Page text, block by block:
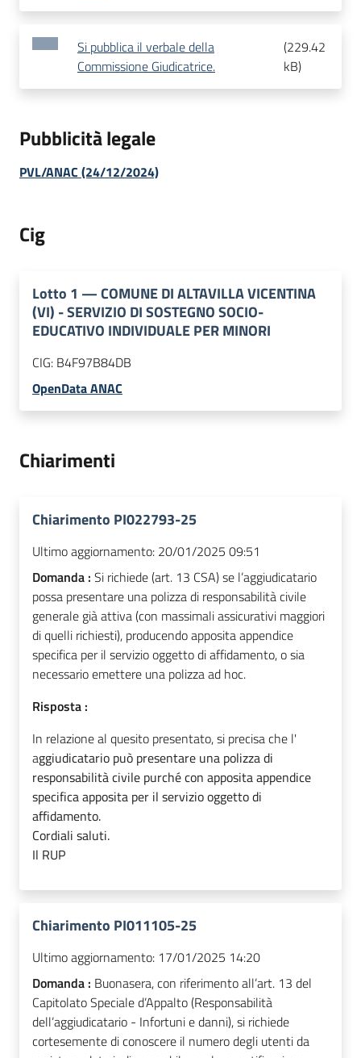
Si pubblica il verbale della
Commissione Giudicatrice.
(229.42
kB)
Pubblicità legale
PVL/ANAC (24/12/2024)
Cig
Lotto 1 —COMUNE DI ALTAVILLA VICENTINA
(VI) - SERVIZIO DI SOSTEGNO SOCIO-
EDUCATIVO INDIVIDUALE PER MINORI
CIG: B4F97B84DB
OpenData ANAC
Chiarimenti
Chiarimento PI022793-25
Ultimo aggiornamento: 20/01/2025 09:51
Domanda : Si richiede (art. 13 CSA) se l’aggiudicatario
possa presentare una polizza di responsabilità civile
generale già attiva (con massimali assicurativi maggiori
di quelli richiesti), producendo apposita appendice
specifica per il servizio oggetto di affidamento, o sia
necessario emettere una polizza ad hoc.
Risposta :
In relazione al quesito presentato, si precisa che l'
aggiudicatario può presentare una polizza di
responsabilità civile purché con apposita appendice
specifica apposita per il servizio oggetto di
affidamento.
Cordiali saluti.
Il RUP
Chiarimento PI011105-25
Ultimo aggiornamento: 17/01/2025 14:20
Domanda : Buonasera, con riferimento all’art. 13 del
Capitolato Speciale d’Appalto (Responsabilità
dell’aggiudicatario - Infortuni e danni), si richiede
cortesemente di conoscere il numero degli utenti da